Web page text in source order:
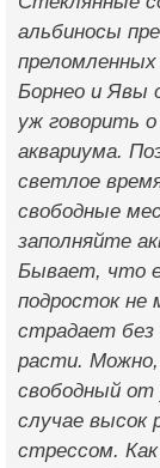
альбиносы
Борнео и Явы
уж говорить о
аквариума.
светлое
свободные
заполняйте
Бывает, что
подросток
страдает без
расти. Можно,
свободный
случае высок
стрессом.